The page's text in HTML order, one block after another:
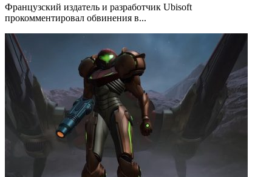
Французский издатель и разработчик Ubisoft
прокомментировал обвинения в...